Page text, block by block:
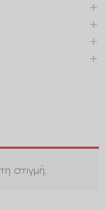
στιγμή.